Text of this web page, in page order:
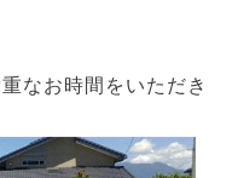
なお時間をいただき